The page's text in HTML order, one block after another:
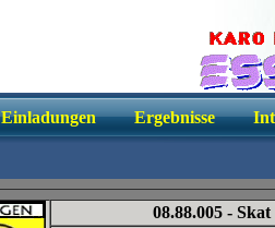
Einladungen Ergebnisse
08.88.005 - Skat